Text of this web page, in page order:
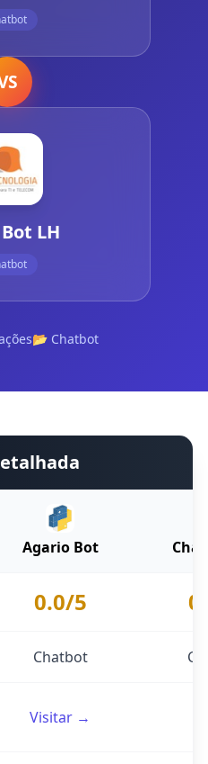
LH
📂 Chatbot
Agario Bot
0.0/5
Chatbot
Visitar →